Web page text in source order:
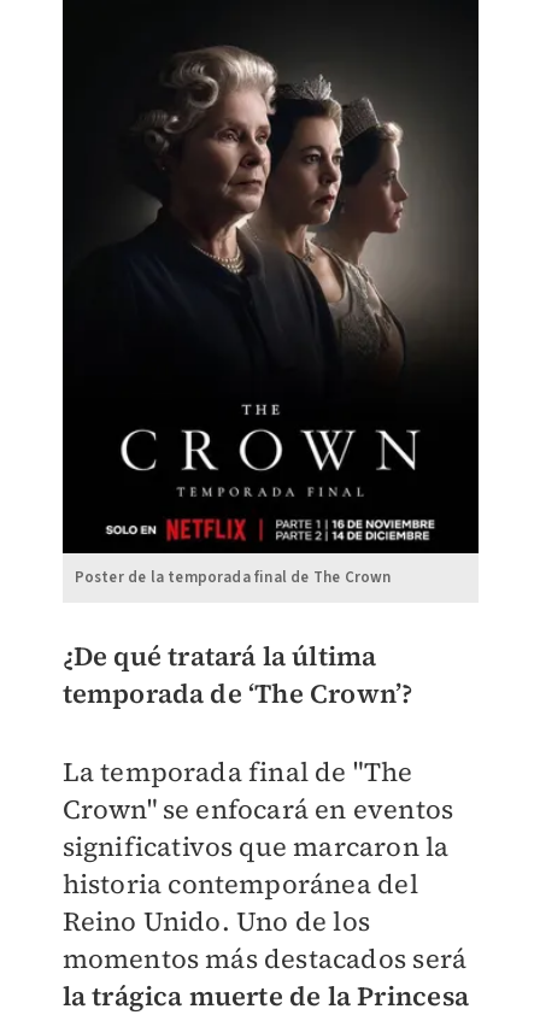
Poster de la temporada final de The Crown
¿De qué tratará la última
temporada de ‘The Crown’?
La temporada final de "The
Crown" se enfocará en eventos
significativos que marcaron la
historia contemporánea del
Reino Unido. Uno de los
momentos más destacados será
la trágica muerte de la Princesa